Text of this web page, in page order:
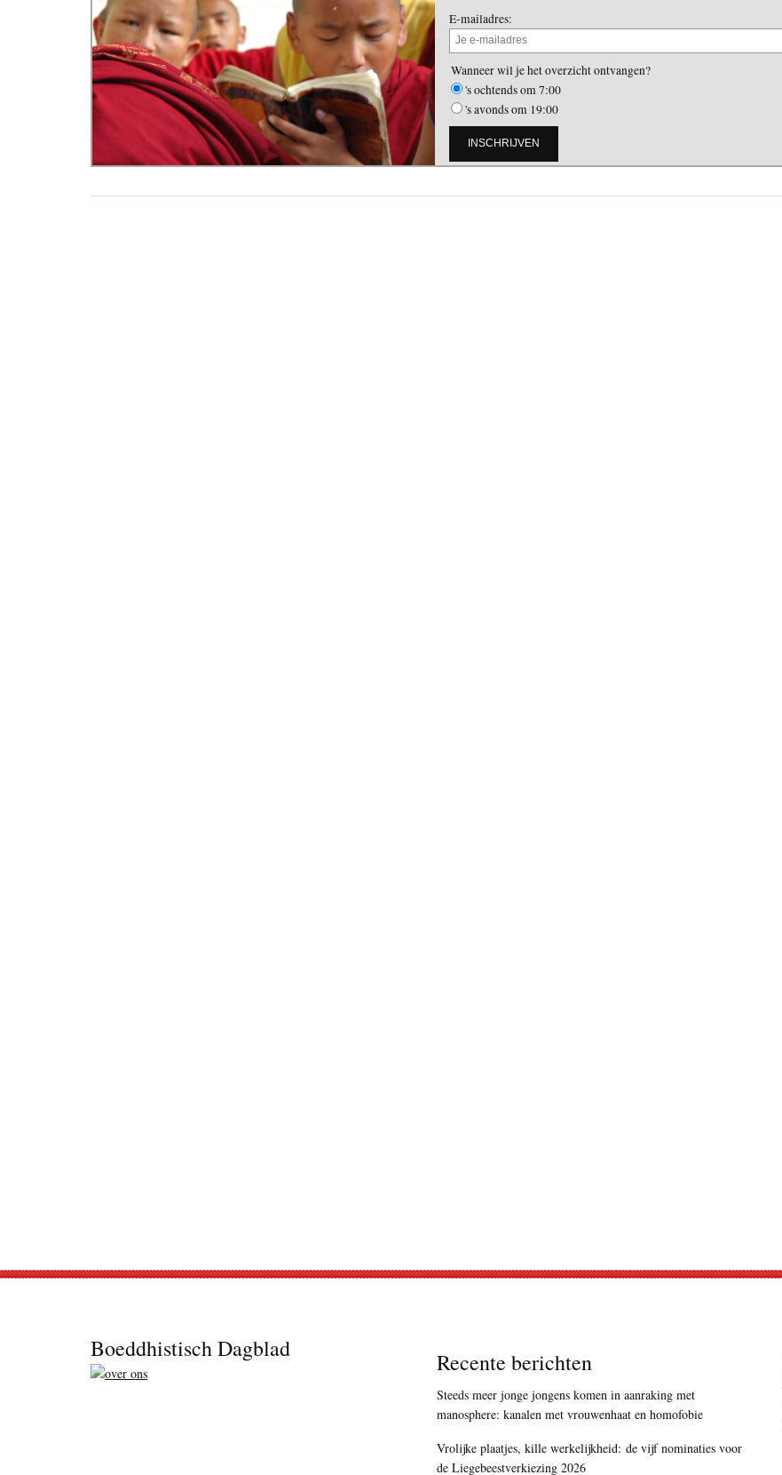
E-mailadres:
Wanneer wil je het overzicht ontvangen?
's ochtends om 7:00
's avonds om 19:00
Boeddhistisch Dagblad Recente berichten
Steeds meer jonge jongens komen in aanraking met
manosphere: kanalen met vrouwenhaat en homofobie
Vrolijke plaatjes, kille werkelijkheid: de vijf nominaties voor
de Liegebeestverkiezing 2026